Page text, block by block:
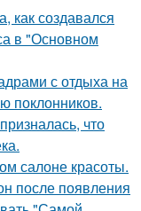
как создавался
в "Основном
с отдыха на
поклонников.
что
салоне красоты.
после появления